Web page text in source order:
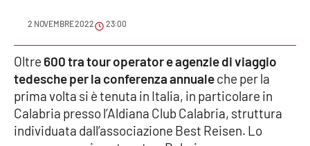
Editoriali
VIDEO
Ambiente
2 NOVEMBRE 2022 23:00
Oltre 600 tra tour operator e agenzie di viaggio
tedesche per la conferenza annualeche per la
prima volta si è tenuta in Italia, in particolare in
Calabria presso l’Aldiana Club Calabria, struttura
individuata dall’associazione Best Reisen. Lo